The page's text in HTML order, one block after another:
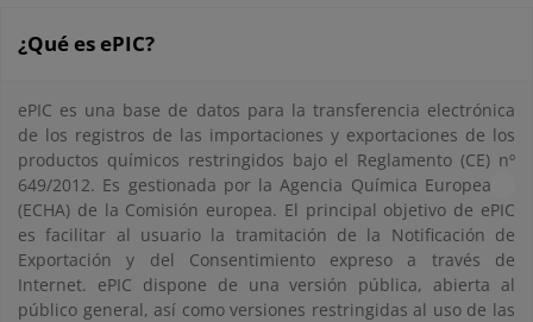
¿Qué es ePIC?
ePIC es una base de datos para la transferencia electrónica
de los registros de las importaciones y exportaciones de los
productos químicos restringidos bajo el Reglamento (CE) nº
649/2012. Es gestionada por la Agencia Química Europea
(ECHA) de la Comisión europea. El principal objetivo de ePIC
es facilitar al usuario la tramitación de la Notificación de
Exportación y del Consentimiento expreso a través de
Internet. ePIC dispone de una versión pública, abierta al
público general, así como versiones restringidas al uso de las